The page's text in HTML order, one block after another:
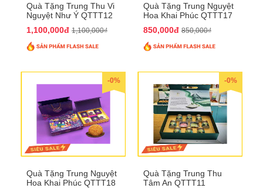
Quà Tặng Trung Thu Vi
Nguyệt Như Ý QTTT12
1,100,000đ 1,100,000₫
Quà Tặng Trung Nguyệt
Hoa Khai Phúc QTTT17
850,000đ 850,000₫
-0%
Quà Tặng Trung Nguyệt
Hoa Khai Phúc QTTT18
-0%
Quà Tặng Trung Thu
Tâm An QTTT11